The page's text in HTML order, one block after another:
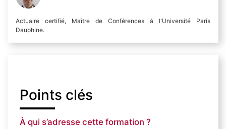
Actuaire certifié, Maître de Conférences à l'Université Paris
Dauphine.
Points clés
À qui s’adresse cette formation ?